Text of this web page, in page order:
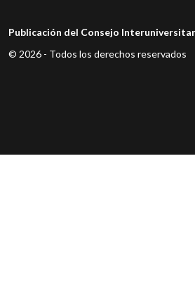
Publicación del Consejo
© 2026 - Todos los derechos reservados